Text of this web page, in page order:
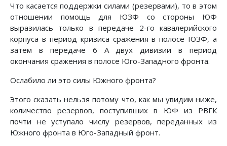
Что касается поддержки силами (резервами), то в этом
отношении помощь для ЮЗФ со стороны ЮФ
выразилась только в передаче 2-го кавалерийского
корпуса в период кри­зиса сражения в полосе ЮЗФ, а
затем в передаче 6 А двух дивизии в период
окончания сражения в полосе Юго-Запад­ного фронта.
Ослабило ли это силы Южного фронта?
Этого сказать нельзя потому что, как мы увидим ниже,
количество резервов, поступивших в ЮФ из РВГК
почти не уступало числу резервов, переданных из
Южного фронта в Юго-Западный фронт.